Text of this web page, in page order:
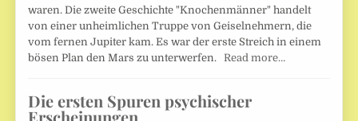
waren. Die zweite Geschichte "Knochenmänner" handelt
von einer unheimlichen Truppe von Geiselnehmern, die
vom fernen Jupiter kam. Es war der erste Streich in einem
bösen Plan den Mars zu unterwerfen. Read more…
Die ersten Spuren psychischer
Erscheinungen